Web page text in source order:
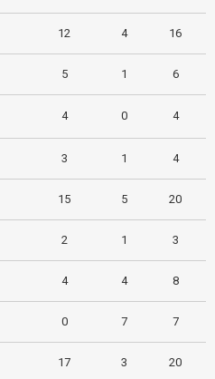
12 4 16
5 1 6
4 0 4
3 1 4
15 5 20
2 1 3
4 4 8
0 7 7
17 3 20